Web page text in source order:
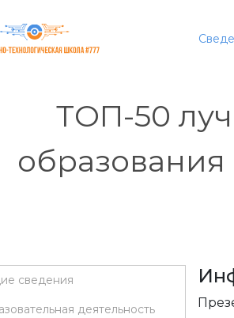
ТОП-50
сведения
деятельность